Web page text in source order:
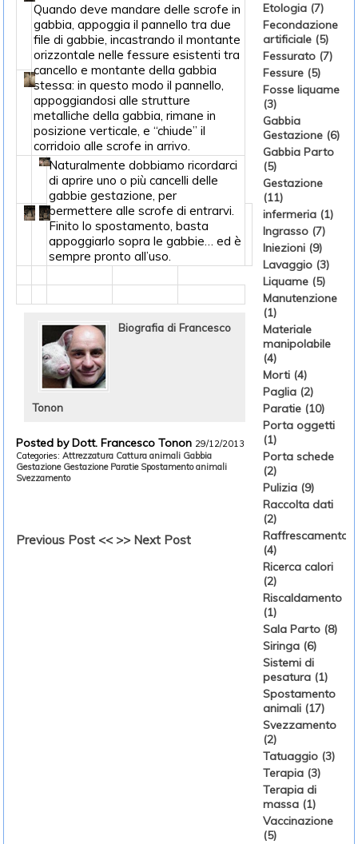
Quando deve mandare delle scrofe in
gabbia, appoggia il pannello tra due
file di gabbie, incastrando il montante
orizzontale nelle fessure esistenti tra
cancello e montante della gabbia
stessa: in questo modo il pannello,
appoggiandosi alle strutture
metalliche della gabbia, rimane in
posizione verticale, e “chiude” il
corridoio alle scrofe in arrivo.
Naturalmente dobbiamo ricordarci
di aprire uno o più cancelli delle
gabbie gestazione, per
permettere alle scrofe di entrarvi.
Finito lo spostamento, basta
appoggiarlo sopra le gabbie… ed è
sempre pronto all’uso.
Biografia di Francesco
Tonon
Posted by Dott. Francesco Tonon 29/12/2013
Categories:Attrezzatura Cattura animali Gabbia
Gestazione Gestazione Paratie Spostamento animali
Svezzamento
Previous Post << >> Next Post
Etologia (7)
Fecondazione
artificiale (5)
Fessurato (7)
Fessure (5)
Fosse liquame
(3)
Gabbia
Gestazione (6)
Gabbia Parto
(5)
Gestazione
(11)
infermeria (1)
Ingrasso (7)
Iniezioni (9)
Lavaggio (3)
Liquame (5)
Manutenzione
(1)
Materiale
manipolabile
(4)
Morti (4)
Paglia (2)
Paratie (10)
Porta oggetti
(1)
Porta schede
(2)
Pulizia (9)
Raccolta dati
(2)
Raffrescamento
(4)
Ricerca calori
(2)
Riscaldamento
(1)
Sala Parto (8)
Siringa (6)
Sistemi di
pesatura (1)
Spostamento
animali (17)
Svezzamento
(2)
Tatuaggio (3)
Terapia (3)
Terapia di
massa (1)
Vaccinazione
(5)